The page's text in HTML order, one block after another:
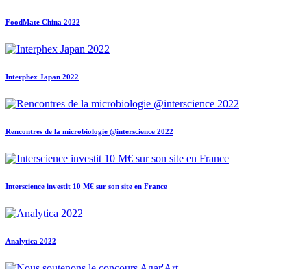
FoodMate China 2022
Interphex Japan 2022
Rencontres de la microbiologie @interscience 2022
Interscience investit 10 M€ sur son site en France
Analytica 2022